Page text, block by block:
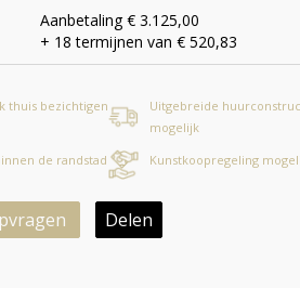
Aanbetaling € 3.125,00
+ 18 termijnen van € 520,83
thuis bezichtigen
Uitgebreide
mogelijk
de randstad
Kunstkoopregeling
Delen